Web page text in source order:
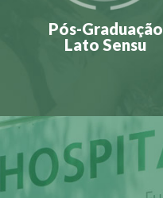
Pós-Graduação
Lato Sensu